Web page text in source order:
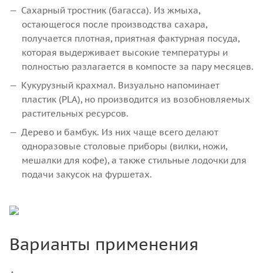
Сахарный тростник (багасса). Из жмыха,
остающегося после производства сахара,
получается плотная, приятная фактурная посуда,
которая выдерживает высокие температуры и
полностью разлагается в компосте за пару месяцев.
Кукурузный крахмал. Визуально напоминает
пластик (PLA), но производится из возобновляемых
растительных ресурсов.
Дерево и бамбук. Из них чаще всего делают
одноразовые столовые приборы (вилки, ножи,
мешалки для кофе), а также стильные лодочки для
подачи закусок на фуршетах.
Варианты применения